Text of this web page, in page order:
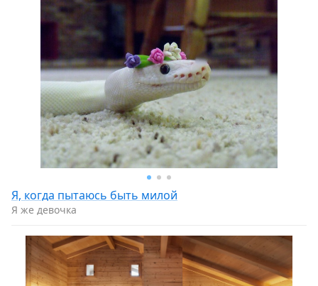
Я, когда пытаюсь быть милой
Я же девочка